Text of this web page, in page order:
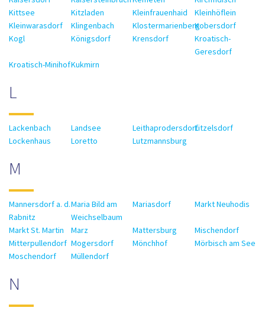
Kittsee
Kitzladen Kleinfrauenhaid
Kleinhöflein
Kleinwarasdorf
Klingenbach KlostermarienbergKobersdorf
Kogl
Königsdorf Krensdorf
Kroatisch-
Geresdorf
Kroatisch-MinihofKukmirn
L
Lackenbach Landsee LeithaprodersdorfLitzelsdorf
Lockenhaus
Loretto Lutzmannsburg
M
Mannersdorf a. d.
Rabnitz
Maria Bild am
Weichselbaum
Mariasdorf Markt Neuhodis
Markt St. Martin Marz Mattersburg
Mischendorf
Mitterpullendorf Mogersdorf Mönchhof
Mörbisch am See
Moschendorf
Müllendorf
N